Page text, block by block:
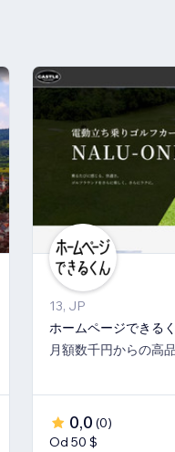
13, JP
ホームページできる
月額数千円からの高
0,0 (0)
Od 50 $